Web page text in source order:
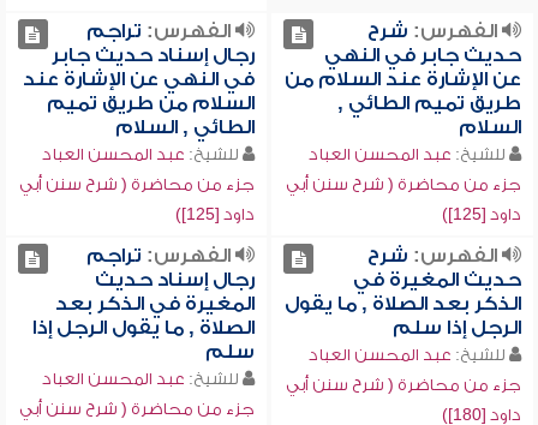
الفهرس: شرح
حديث جابر في النهي
عن الإشارة عند السلام من
طريق تميم الطائي ,
السلام
للشيخ: عبد المحسن العباد
جزء من محاضرة ( شرح سنن أبي
داود [125])
الفهرس: تراجم
رجال إسناد حديث جابر
في النهي عن الإشارة عند
السلام من طريق تميم
الطائي , السلام
للشيخ: عبد المحسن العباد
جزء من محاضرة ( شرح سنن أبي
داود [125])
الفهرس: شرح
حديث المغيرة في
الذكر بعد الصلاة , ما يقول
الرجل إذا سلم
للشيخ: عبد المحسن العباد
جزء من محاضرة ( شرح سنن أبي
داود [180])
الفهرس: تراجم
رجال إسناد حديث
المغيرة في الذكر بعد
الصلاة , ما يقول الرجل إذا
سلم
للشيخ: عبد المحسن العباد
جزء من محاضرة ( شرح سنن أبي